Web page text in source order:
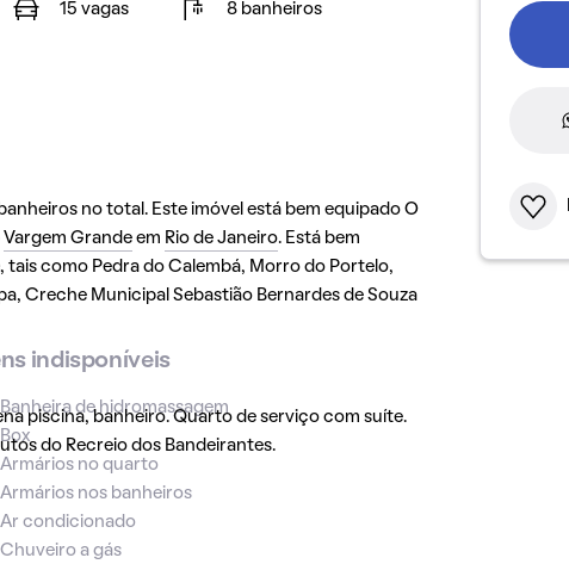
15 vagas 8 banheiros
no total. Este imóvel está bem equipado O
Vargem Grandeem Rio de Janeiro. Está bem
tais como Pedra do Calembá, Morro do Portelo,
Creche Municipal Sebastião Bernardes de Souza
piscina, banheiro. Quarto de serviço com suíte.
do Recreio dos Bandeirantes.
indisponíveis
Banheira de hidromassagem
Box
Armários no quarto
Armários nos banheiros
Ar condicionado
Chuveiro a gás